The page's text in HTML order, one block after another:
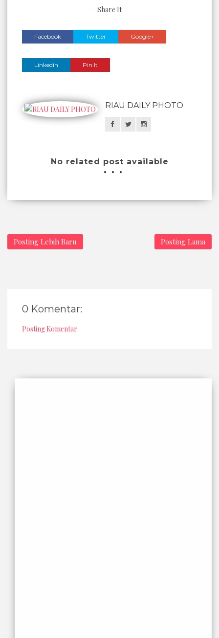
— Share It —
Facebook Twitter Google+
Linkedin Pin It
RIAU DAILY PHOTO
No related post available
Posting Lebih Baru Posting Lama
0 Komentar:
Posting Komentar